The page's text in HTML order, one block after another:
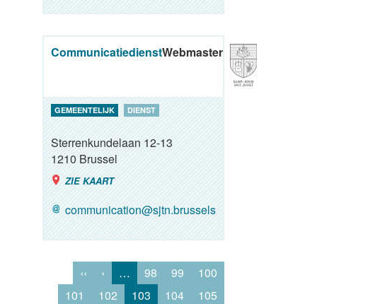
CommunicatiedienstWebmaster
GEMEENTELIJK DIENST
Sterrenkundelaan 12-13
1210Brussel
ZIE KAART
communication@sjtn.brussels
‹‹ ‹ … 98 99
100
101
102 103 104
105